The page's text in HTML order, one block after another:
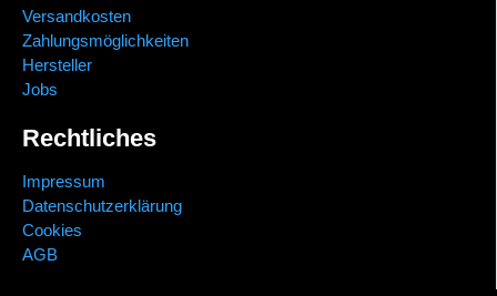
Versandkosten
Zahlungsmöglichkeiten
Hersteller
Jobs
Rechtliches
Impressum
Datenschutzerklärung
Cookies
AGB